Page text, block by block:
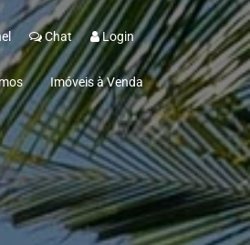
Chat Login
Imóveis à Venda